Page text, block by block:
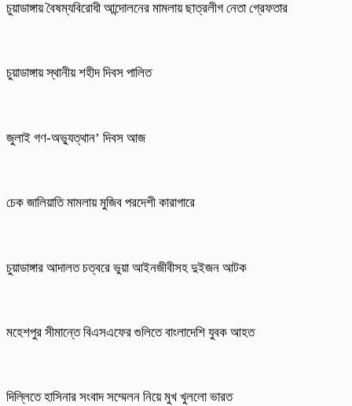
চুয়াডাঙ্গায় বৈষম্যবিরোধী আন্দোলনের মামলায় ছাত্রলীগ নেতা গ্রেফতার
চুয়াডাঙ্গায় স্থানীয় শহীদ দিবস পা‌লিত
জুলাই গণ-অভ্যুত্থান’ দিবস আজ
চেক জালিয়াতি মামলায় মুজিব পরদেশী কারাগারে
চুয়াডাঙ্গার আদালত চত্বরে ভুয়া আইনজীবীসহ দুইজন আটক
মহেশপুর সীমান্তে বিএসএফের গুলিতে বাংলাদেশি যুবক আহত
দিল্লিতে হাসিনার সংবাদ সম্মেলন নিয়ে মুখ খুললো ভারত